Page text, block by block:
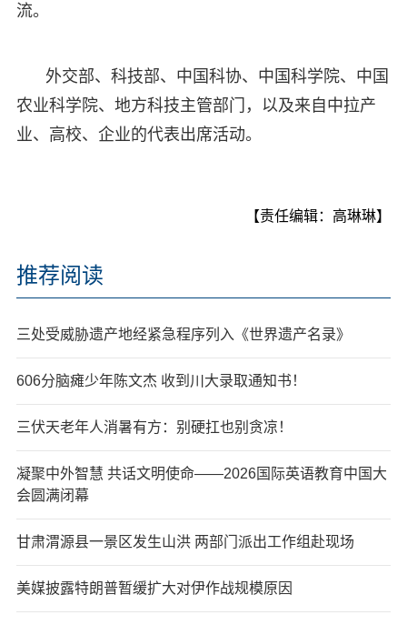
流。
外交部、科技部、中国科协、中国科学院、中国
农业科学院、地方科技主管部门，以及来自中拉产
业、高校、企业的代表出席活动。
【责任编辑：高琳琳】
推荐阅读
三处受威胁遗产地经紧急程序列入《世界遗产名录》
606分脑瘫少年陈文杰 收到川大录取通知书！
三伏天老年人消暑有方：别硬扛也别贪凉！
凝聚中外智慧 共话文明使命——2026国际英语教育中国大
会圆满闭幕
甘肃渭源县一景区发生山洪 两部门派出工作组赴现场
美媒披露特朗普暂缓扩大对伊作战规模原因